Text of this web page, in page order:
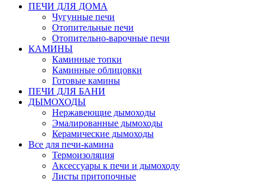
ПЕЧИ ДЛЯ ДОМА
Чугунные печи
Отопительные печи
Отопительно-варочные печи
КАМИНЫ
Каминные топки
Каминные облицовки
Готовые камины
ПЕЧИ ДЛЯ БАНИ
ДЫМОХОДЫ
Нержавеющие дымоходы
Эмалированные дымоходы
Керамические дымоходы
Все для печи-камина
Термоизоляция
Аксессуары к печи и дымоходу
Листы притопочные